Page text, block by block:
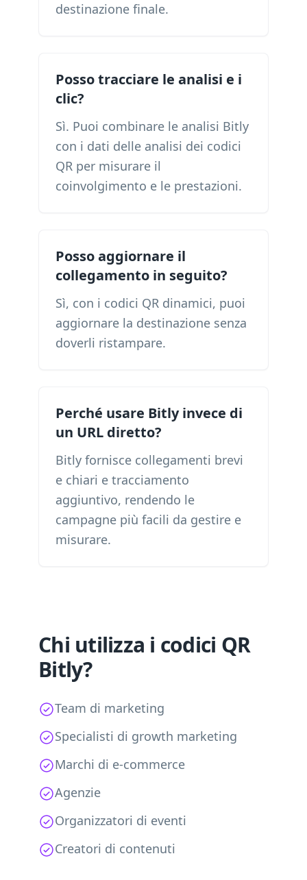
destinazione finale.
Posso tracciare le analisi e i
clic?
Sì. Puoi combinare le analisi Bitly
con i dati delle analisi dei codici
QR per misurare il
coinvolgimento e le prestazioni.
Posso aggiornare il
collegamento in seguito?
Sì, con i codici QR dinamici, puoi
aggiornare la destinazione senza
doverli ristampare.
Perché usare Bitly invece di
un URL diretto?
Bitly fornisce collegamenti brevi
e chiari e tracciamento
aggiuntivo, rendendo le
campagne più facili da gestire e
misurare.
Chi utilizza i codici QR
Bitly?
Team di marketing
Specialisti di growth marketing
Marchi di e-commerce
Agenzie
Organizzatori di eventi
Creatori di contenuti